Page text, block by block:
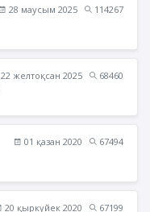
28 маусым 2025
114267
22 желтоқсан 2025
68460
01 қазан 2020
67494
20 қыркүйек 2020
67199